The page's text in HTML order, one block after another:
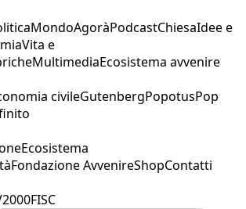
MondoAgoràPodcastChiesaIdee e
Vita e
MultimediaEcosistema avvenire
civileGutenbergPopotusPop
Ecosistema
Fondazione AvvenireShopContatti
FISC